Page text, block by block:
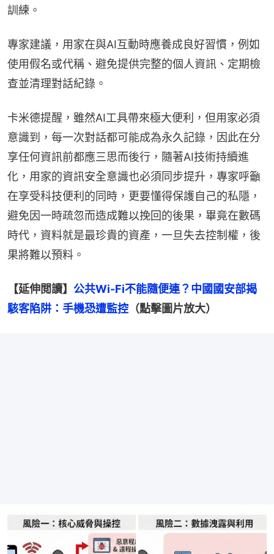
訓練。
專家建議，用家在與AI互動時應養成良好習慣，例如
使用假名或代稱、避免提供完整的個人資訊、定期檢
查並清理對話紀錄。
卡米德提醒，雖然AI工具帶來極大便利，但用家必須
意識到，每一次對話都可能成為永久記錄，因此在分
享任何資訊前都應三思而後行，隨著AI技術持續進
化，用家的資訊安全意識也必須同步提升，專家呼籲
在享受科技便利的同時，更要懂得保護自己的私隱，
避免因一時疏忽而造成難以挽回的後果，畢竟在數碼
時代，資料就是最珍貴的資產，一旦失去控制權，後
果將難以預料。
【延伸閲讀】 公共Wi-Fi不能隨便連？中國國安部揭
駭客陷阱：手機恐遭監控 （點擊圖片放大）